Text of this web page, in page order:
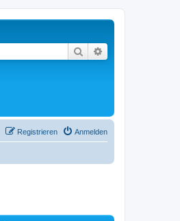
Suche
Anmelden
Registrieren